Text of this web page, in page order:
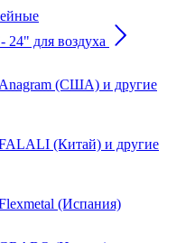
24" для воздуха
(США) и другие
(Китай) и другие
(Испания)